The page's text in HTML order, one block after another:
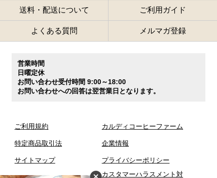
送料・配送について ご利用ガイド
よくある質問 メルマガ登録
営業時間
日曜定休
お問い合わせ受付時間 9:00～18:00
お問い合わせへの回答は翌営業日となります。
ご利用規約
特定商品取引法
サイトマップ
カルディコーヒーファーム
企業情報
プライバシーポリシー
カスタマーハラスメント対